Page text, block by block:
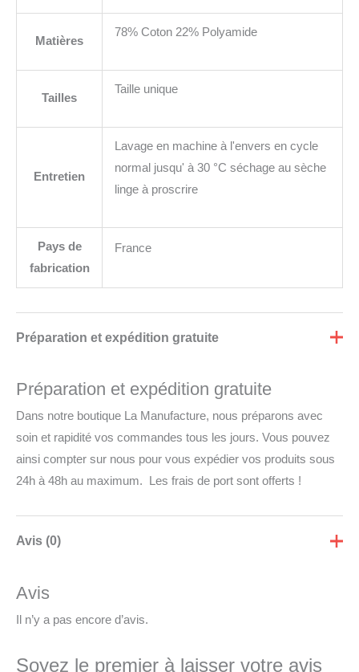
Matières
78% Coton 22% Polyamide
Tailles
Taille unique
Entretien
Lavage en machine à l'envers en cycle
normal jusqu' à 30 °C séchage au sèche
linge à proscrire
Pays de
fabrication
France
Préparation et expédition gratuite
Préparation et expédition gratuite
Dans notre boutique La Manufacture, nous préparons avec
soin et rapidité vos commandes tous les jours. Vous pouvez
ainsi compter sur nous pour vous expédier vos produits sous
24h à 48h au maximum. Les frais de port sont offerts !
Avis (0)
Avis
Il n’y a pas encore d’avis.
Soyez le premier à laisser votre avis